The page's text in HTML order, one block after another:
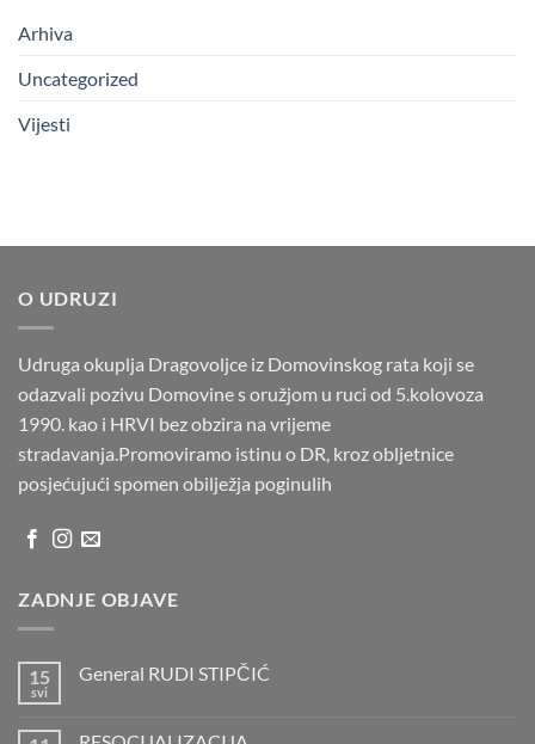
Arhiva
Uncategorized
Vijesti
O UDRUZI
Udruga okuplja Dragovoljce iz Domovinskog rata koji se
odazvali pozivu Domovine s oružjom u ruci od 5.kolovoza
1990. kao i HRVI bez obzira na vrijeme
stradavanja.Promoviramo istinu o DR, kroz obljetnice
posjećujući spomen obilježja poginulih
ZADNJE OBJAVE
15
svi
General RUDI STIPČIĆ